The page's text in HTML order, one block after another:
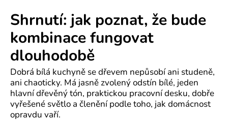
Shrnutí: jak poznat, že bude
kombinace fungovat
dlouhodobě
Dobrá bílá kuchyně se dřevem nepůsobí ani studeně,
ani chaoticky. Má jasně zvolený odstín bílé, jeden
hlavní dřevěný tón, praktickou pracovní desku, dobře
vyřešené světlo a členění podle toho, jak domácnost
opravdu vaří.